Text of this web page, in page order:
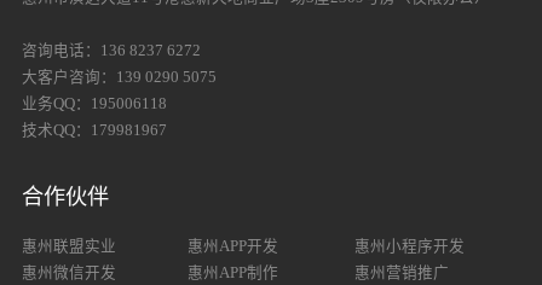
咨询电话：136 8237 6272
大客户咨询：139 0290 5075
业务QQ：195006118
技术QQ：179981967
合作伙伴
惠州联盟实业 惠州APP开发
惠州小程序开发
惠州微信开发
惠州APP制作
惠州营销推广